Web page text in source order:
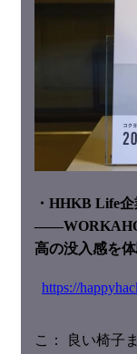
・HHKB Life
高の没入感を
https://
こ： 良い椅子